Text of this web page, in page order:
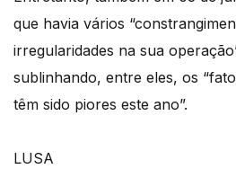
que havia vários
irregularidades na sua
sublinhando, entre eles, os
têm sido piores este ano”.
LUSA